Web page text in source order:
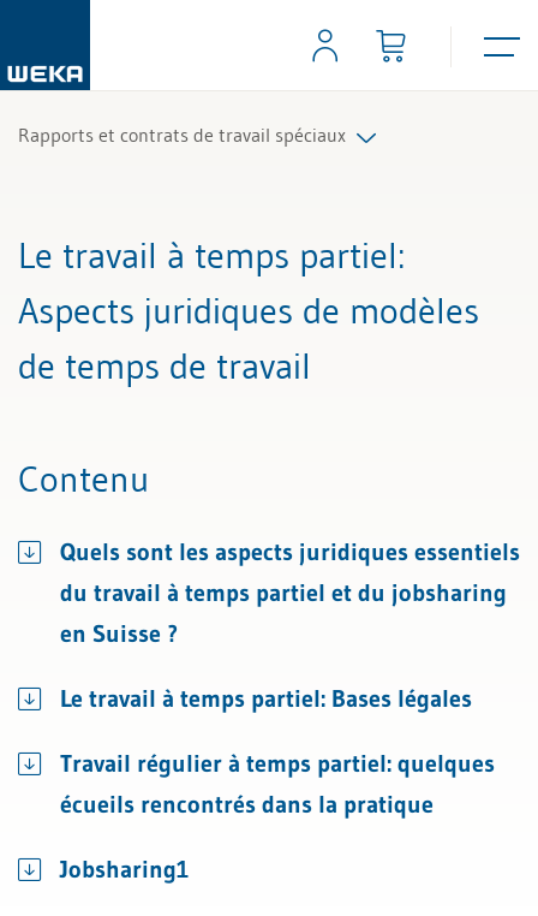
Rapports et contrats de travail spéciaux
Tous les experts
Le travail à temps partiel:
Aspects juridiques de modèles
de temps de travail
Contenu
Quels sont les aspects juridiques essentiels
du travail à temps partiel et du jobsharing
en Suisse ?
Le travail à temps partiel: Bases légales
Travail régulier à temps partiel: quelques
écueils rencontrés dans la pratique
Jobsharing1